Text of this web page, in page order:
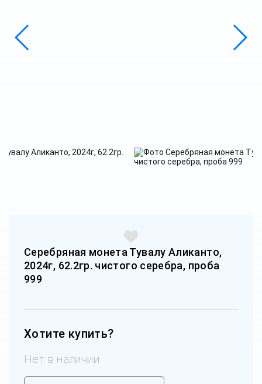
Серебряная монета Тувалу Аликанто,
2024г, 62.2гр. чистого серебра, проба
999
Хотите купить?
Нет в наличии